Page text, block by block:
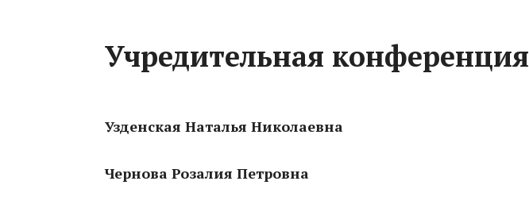
Учредительная конференция
Узденская Наталья Николаевна
Чернова Розалия Петровна